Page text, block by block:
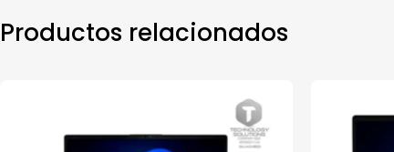
Productos relacionados